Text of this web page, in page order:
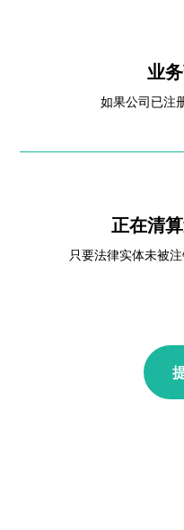
业
如果公司已注
正在清
只要法律实体未被